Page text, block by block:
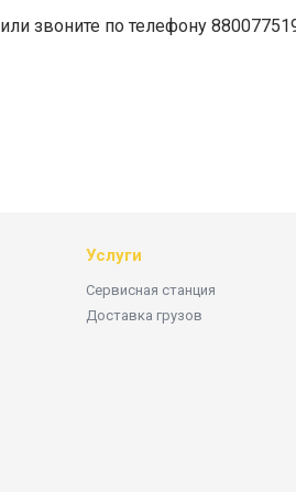
или звоните по телефону
Услуги
Сервисная станция
Доставка грузов